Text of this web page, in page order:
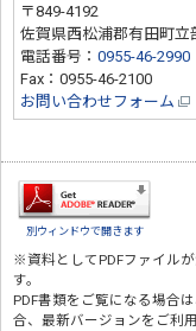
〒849-4192
佐賀県西松浦郡有田町立
電話番号：0955-46-2990
Fax：0955-46-2100
お問い合わせフォーム
別ウィンドウで開きます
※資料としてPDFファイルが
す。
PDF書類をご覧になる場合は
合、最新バージョンをご利